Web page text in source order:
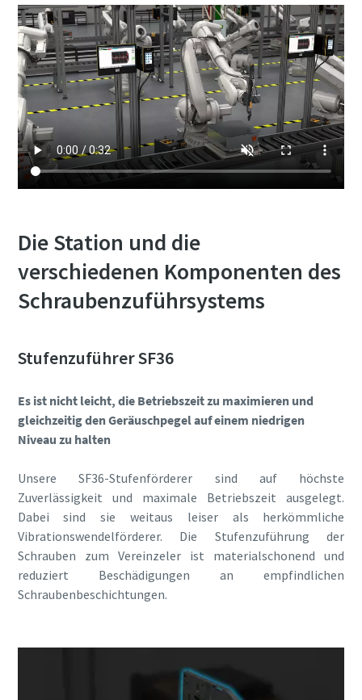
Die Station und die
verschiedenen Komponenten des
Schraubenzuführsystems
Stufenzuführer SF36
Es ist nicht leicht, die Betriebszeit zu maximieren und
gleichzeitig den Geräuschpegel auf einem niedrigen
Niveau zu halten
Unsere SF36-Stufenförderer sind auf höchste
Zuverlässigkeit und maximale Betriebszeit ausgelegt.
Dabei sind sie weitaus leiser als herkömmliche
Vibrationswendelförderer. Die Stufenzuführung der
Schrauben zum Vereinzeler ist materialschonend und
reduziert Beschädigungen an empfindlichen
Schraubenbeschichtungen.